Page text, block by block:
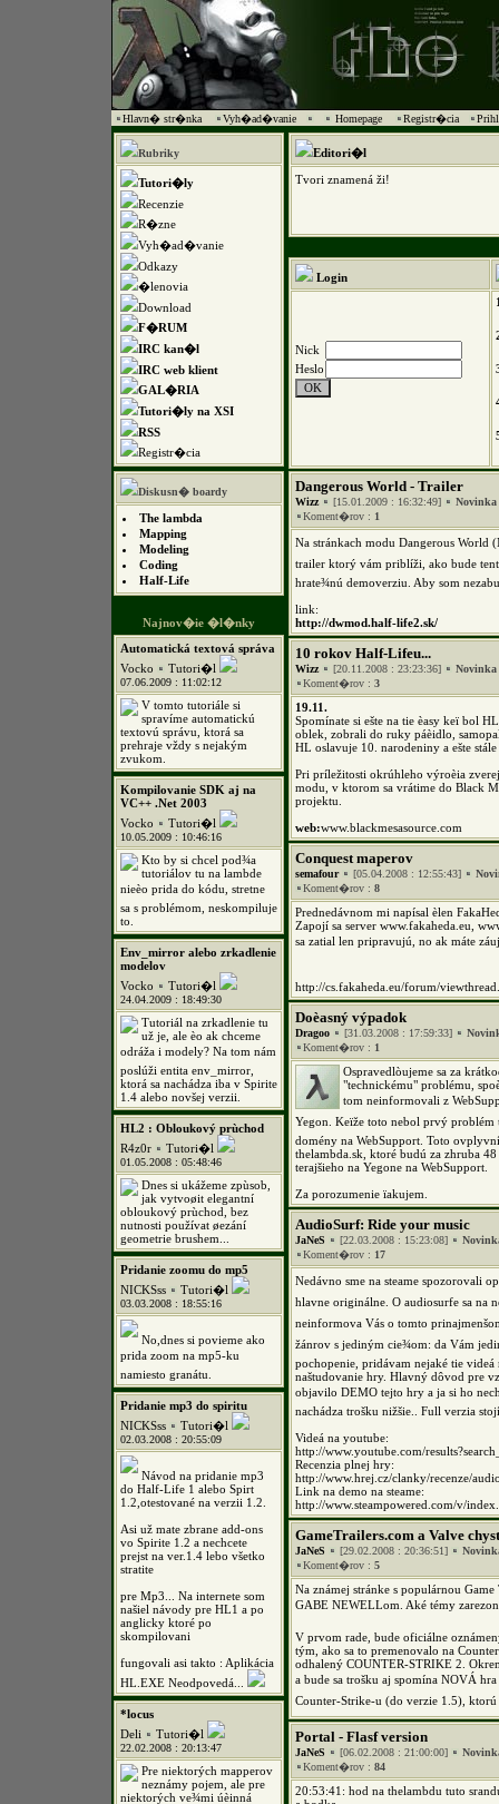
Hlavn� str�nka Vyh�ad�vanie Homepage Registr�cia
Rubriky
Tutori�ly
Recenzie
R�zne
Vyh�ad�vanie
Odkazy
�lenovia
Download
F�RUM
IRC kan�l
IRC web klient
GAL�RIA
Tutori�ly na XSI
RSS
Registr�cia
Diskusn� boardy
The lambda
Mapping
Modeling
Coding
Half-Life
Najnov�ie �l�nky
Automatická textová správa
Vocko
Tutori�l
07.06.2009 : 11:02:12
V tomto tutoriále si
spravíme automatickú
textovú správu, ktorá sa
prehraje vždy s nejakým
zvukom.
Kompilovanie SDK aj na
VC++ .Net 2003
Vocko
Tutori�l
10.05.2009 : 10:46:16
Kto by si chcel pod¾a
tutoriálov tu na lambde
nieèo prida do kódu, stretne
sa s problémom, neskompiluje
to.
Env_mirror alebo zrkadlenie
modelov
Vocko
Tutori�l
24.04.2009 : 18:49:30
Tutoriál na zrkadlenie tu
už je, ale èo ak chceme
odráža i modely? Na tom nám
poslúži entita env_mirror,
ktorá sa nachádza iba v Spirite
1.4 alebo novšej verzii.
HL2 : Obloukový prùchod
R4z0r
Tutori�l
01.05.2008 : 05:48:46
Dnes si ukážeme zpùsob,
jak vytvoøit elegantní
obloukový prùchod, bez
nutnosti používat øezání
geometrie brushem...
Pridanie zoomu do mp5
NICKSss
Tutori�l
03.03.2008 : 18:55:16
No,dnes si povieme ako
prida zoom na mp5-ku
namiesto granátu.
Pridanie mp3 do spiritu
NICKSss
Tutori�l
02.03.2008 : 20:55:09
Návod na pridanie mp3
do Half-Life 1 alebo Spirt
1.2,otestované na verzii 1.2.
Asi už mate zbrane add-ons
vo Spirite 1.2 a nechcete
prejst na ver.1.4 lebo všetko
stratite
pre Mp3... Na internete som
našiel návody pre HL1 a po
anglicky ktoré po
skompilovani
fungovali asi takto : Aplikácia
HL.EXE Neodpovedá...
*locus
Deli
Tutori�l
22.02.2008 : 20:13:47
Pre niektorých mapperov
neznámy pojem, ale pre
niektorých ve¾mi úèinná
Editori�l
Tvori znamená ži!
Login
Nick
Heslo
Dangerous World - Trailer
Wizz [15.01.2009 : 16:32:49]
Novinka
Koment�rov : 1
Na stránkach modu Dangerous World
trailer ktorý vám priblíži, ako bude
hrate¾nú demoverziu. Aby som
link:
http://dwmod.half-life2.sk/
10 rokov Half-Lifeu...
Wizz [20.11.2008 : 23:23:36]
Novinka
Koment�rov : 3
19.11.
Spomínate si ešte na tie èasy keï bol
oblek, zobrali do ruky páèidlo,
HL oslavuje 10. narodeniny a ešte
Pri príležitosti okrúhleho výroèia
modu, v ktorom sa vrátime do Black
projektu.
web:www.blackmesasource.com
Conquest maperov
semafour [05.04.2008 : 12:55:43]
Koment�rov : 8
Prednedávnom mi napísal èlen
Zapojí sa server www.fakaheda.eu,
sa zatial len pripravujú, no ak máte
http://cs.fakaheda.eu/forum/
Doèasný výpadok
Dragoo [31.03.2008 : 17:59:33]
Koment�rov : 1
Ospravedlòujeme sa za
"technickému" problému,
tom neinformovali z
Yegon. Keïže toto nebol prvý problém
domény na WebSupport. Toto
thelambda.sk, ktoré budú za zhruba
terajšieho na Yegone na WebSupport.
Za porozumenie ïakujem.
AudioSurf: Ride your music
JaNeS [22.03.2008 : 15:23:08]
Koment�rov : 17
Nedávno sme na steame spozorovali
hlavne originálne. O audiosurfe sa na
neinformova Vás o tomto
žánrov s jediným cie¾om: da Vám
pochopenie, pridávam nejaké tie
naštudovanie hry. Hlavný dôvod pre
objavilo DEMO tejto hry a ja si ho
nachádza trošku nižšie.. Full verzia
Videá na youtube:
http://www.youtube.com/
Recenzia plnej hry:
http://www.hrej.cz/clanky/recenze/
Link na demo na steame:
http://www.steampowered.com/v/
GameTrailers.com a Valve
JaNeS [29.02.2008 : 20:36:51]
Koment�rov : 5
Na známej stránke s populárnou
GABE NEWELLom. Aké témy
V prvom rade, bude oficiálne
tým, ako sa to premenovalo na
odhalený COUNTER-STRIKE 2.
a bude sa trošku aj spomína NOVÁ
Counter-Strike-u (do verzie 1.5), ktorú
Portal - Flasf version
JaNeS [06.02.2008 : 21:00:00]
Koment�rov : 84
20:53:41: hod na thelambdu tuto